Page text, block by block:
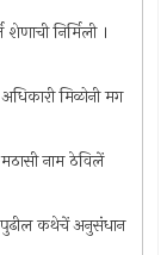
निर्मिली ।
मिळोनी मग
नाम ठेविलें
पुढील कथेचें अनुसंधान